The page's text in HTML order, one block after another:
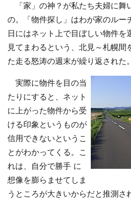
「家」の神？が私たち夫婦に舞
の。「物件探し」はわが家のルー
日にはネット上で目ぼしい物件を
見てまわるという、北見～札幌間
た走る怒涛の週末が繰り返された。
実際に物件を目の当
たりにすると、ネット
に上がった物件から受
ける印象というものが
信用できないというこ
とがわかってくる。こ
れは、自分で勝手 に
想像を膨らませてしま
うところが大きいからだと推測さ